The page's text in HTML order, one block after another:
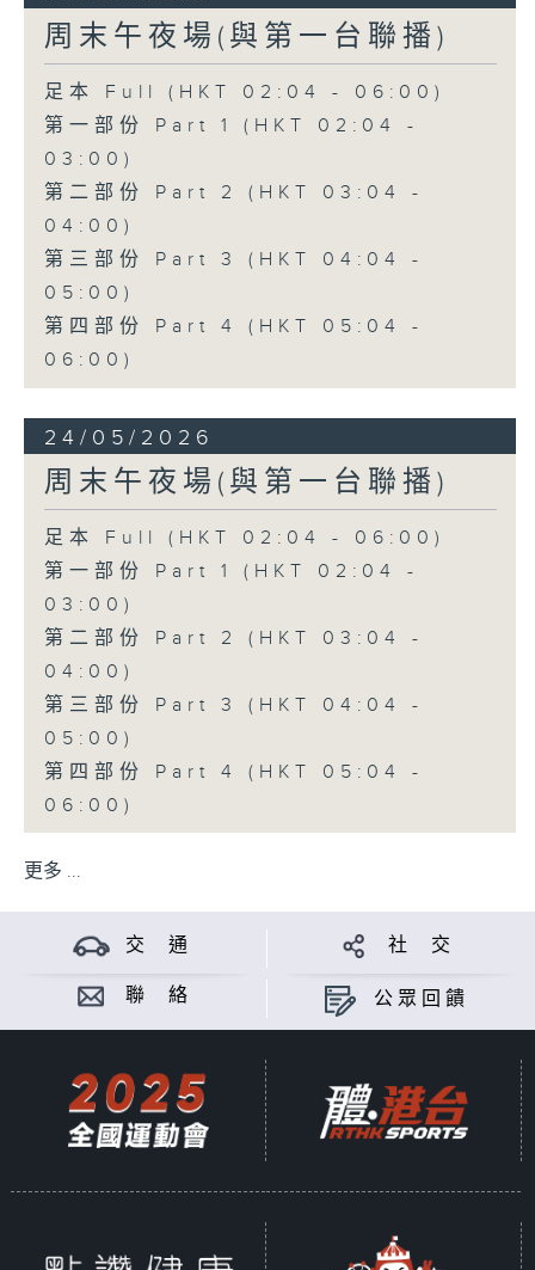
周末午夜場(與第一台聯播)
足本 Full (HKT 02:04 - 06:00)
第一部份 Part 1 (HKT 02:04 -
03:00)
第二部份 Part 2 (HKT 03:04 -
04:00)
第三部份 Part 3 (HKT 04:04 -
05:00)
第四部份 Part 4 (HKT 05:04 -
06:00)
24/05/2026
周末午夜場(與第一台聯播)
足本 Full (HKT 02:04 - 06:00)
第一部份 Part 1 (HKT 02:04 -
03:00)
第二部份 Part 2 (HKT 03:04 -
04:00)
第三部份 Part 3 (HKT 04:04 -
05:00)
第四部份 Part 4 (HKT 05:04 -
06:00)
更多 ...
交 通 社 交
聯 絡 公眾回饋